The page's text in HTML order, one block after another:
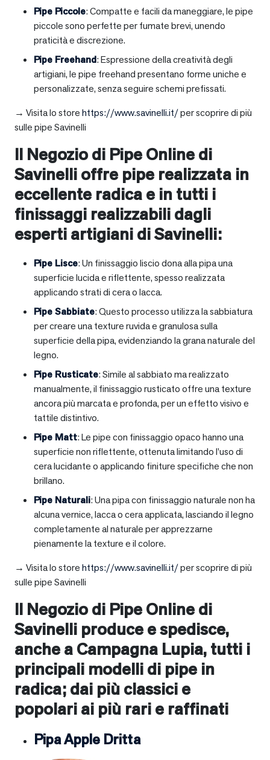
Pipe Piccole: Compatte e facili da maneggiare, le pipe
piccole sono perfette per fumate brevi, unendo
praticità e discrezione.
Pipe Freehand: Espressione della creatività degli
artigiani, le pipe freehand presentano forme uniche e
personalizzate, senza seguire schemi prefissati.
→ Visita lo storehttps://www.savinelli.it/per scoprire di più
sulle pipe Savinelli
Il Negozio di Pipe Online di
Savinelli offre pipe realizzata in
eccellente radica e in tutti i
finissaggi realizzabili dagli
esperti artigiani di Savinelli:
Pipe Lisce: Un finissaggio liscio dona alla pipa una
superficie lucida e riflettente, spesso realizzata
applicando strati di cera o lacca.
Pipe Sabbiate: Questo processo utilizza la sabbiatura
per creare una texture ruvida e granulosa sulla
superficie della pipa, evidenziando la grana naturale del
legno.
Pipe Rusticate: Simile al sabbiato ma realizzato
manualmente, il finissaggio rusticato offre una texture
ancora più marcata e profonda, per un effetto visivo e
tattile distintivo.
Pipe Matt: Le pipe con finissaggio opaco hanno una
superficie non riflettente, ottenuta limitando l’uso di
cera lucidante o applicando finiture specifiche che non
brillano.
Pipe Naturali: Una pipa con finissaggio naturale non ha
alcuna vernice, lacca o cera applicata, lasciando il legno
completamente al naturale per apprezzarne
pienamente la texture e il colore.
→ Visita lo storehttps://www.savinelli.it/per scoprire di più
sulle pipe Savinelli
Il Negozio di Pipe Online di
Savinelli produce e spedisce,
anche aCampagna Lupia, tutti i
principali modelli di pipe in
radica; dai più classici e
popolari ai più rari e raffinati
Pipa Apple Dritta